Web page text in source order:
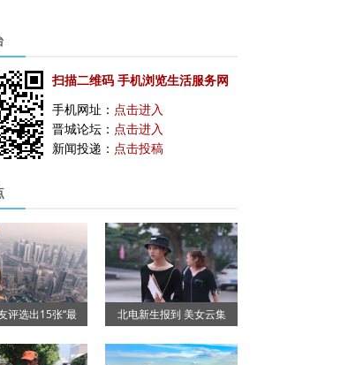
扫描二维码 手机浏览生活服务网
手机网址： 点击进入
晋城论坛： 点击进入
新闻投递： 点击投稿
评选出15张“最 北电新生报到 美女云集